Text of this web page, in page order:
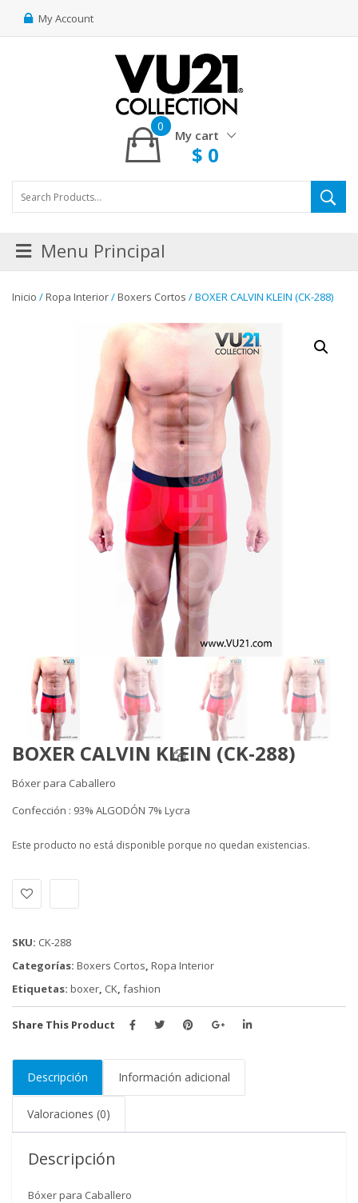
My Account
My cart
0
$ 0
Menu Principal
Inicio /Ropa Interior/Boxers Cortos / BOXER CALVIN KLEIN (CK-288)
BOXER CALVIN KLEIN (CK-288)
Bóxer para Caballero
Confección : 93% ALGODÓN 7% Lycra
Este producto no está disponible porque no quedan existencias.
SKU: CK-288
Categorías: Boxers Cortos Ropa Interior
Etiquetas: boxer CK fashion
Share This Product
Descripción Información adicional
Valoraciones (0)
Descripción
Bóxer para Caballero